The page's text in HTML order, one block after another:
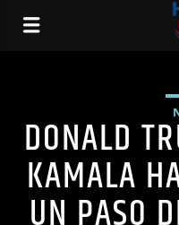
DONALD
KAMALA